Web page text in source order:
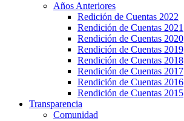
Años Anteriores
Redición de Cuentas 2022
Rendición de Cuentas 2021
Rendición de Cuentas 2020
Rendición de Cuentas 2019
Rendición de Cuentas 2018
Rendición de Cuentas 2017
Rendición de Cuentas 2016
Rendición de Cuentas 2015
Transparencia
Comunidad